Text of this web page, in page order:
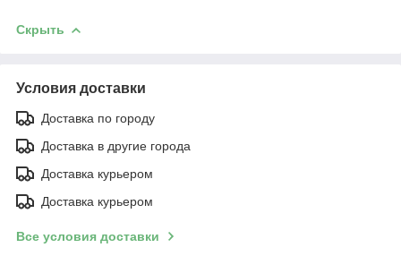
Скрыть
Условия доставки
Доставка по городу
Доставка в другие города
Доставка курьером
Доставка курьером
Все условия доставки